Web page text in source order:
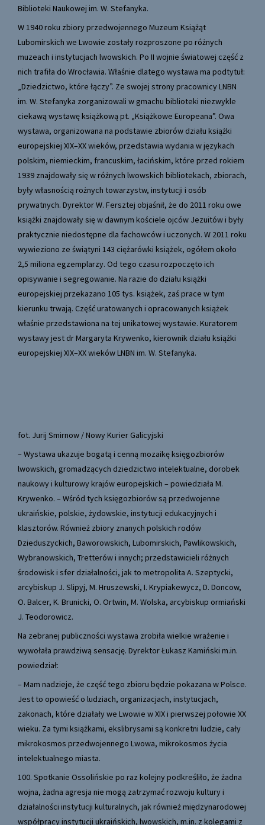
Biblioteki Naukowej im. W. Stefanyka.
W 1940 roku zbiory przedwojennego Muzeum Książąt
Lubomirskich we Lwowie zostały rozproszone po różnych
muzeach i instytucjach lwowskich. Po II wojnie światowej część z
nich trafiła do Wrocławia. Właśnie dlatego wystawa ma podtytuł:
„Dziedzictwo, które łączy”. Ze swojej strony pracownicy LNBN
im. W. Stefanyka zorganizowali w gmachu biblioteki niezwykle
ciekawą wystawę książkową pt. „Książkowe Europeana”. Owa
wystawa, organizowana na podstawie zbiorów działu książki
europejskiej XIX–XX wieków, przedstawia wydania w językach
polskim, niemieckim, francuskim, łacińskim, które przed rokiem
1939 znajdowały się w różnych lwowskich bibliotekach, zbiorach,
były własnością rożnych towarzystw, instytucji i osób
prywatnych. Dyrektor W. Fersztej objaśnił, że do 2011 roku owe
książki znajdowały się w dawnym kościele ojców Jezuitów i były
praktycznie niedostępne dla fachowców i uczonych. W 2011 roku
wywieziono ze świątyni 143 ciężarówki książek, ogółem około
2,5 miliona egzemplarzy. Od tego czasu rozpoczęto ich
opisywanie i segregowanie. Na razie do działu książki
europejskiej przekazano 105 tys. książek, zaś prace w tym
kierunku trwają. Część uratowanych i opracowanych książek
właśnie przedstawiona na tej unikatowej wystawie. Kuratorem
wystawy jest dr Margaryta Krywenko, kierownik działu książki
europejskiej XIX–XX wieków LNBN im. W. Stefanyka.
fot. Jurij Smirnow / Nowy Kurier Galicyjski
– Wystawa ukazuje bogatą i cenną mozaikę księgozbiorów
lwowskich, gromadzących dziedzictwo intelektualne, dorobek
naukowy i kulturowy krajów europejskich – powiedziała M.
Krywenko. – Wśród tych księgozbiorów są przedwojenne
ukraińskie, polskie, żydowskie, instytucji edukacyjnych i
klasztorów. Również zbiory znanych polskich rodów
Dzieduszyckich, Baworowskich, Lubomirskich, Pawlikowskich,
Wybranowskich, Tretterów i innych; przedstawicieli różnych
środowisk i sfer działalności, jak to metropolita A. Szeptycki,
arcybiskup J. Slipyj, M. Hruszewski, I. Krypiakewycz, D. Doncow,
O. Balcer, K. Brunicki, O. Ortwin, M. Wolska, arcybiskup ormiański
J. Teodorowicz.
Na zebranej publiczności wystawa zrobiła wielkie wrażenie i
wywołała prawdziwą sensację. Dyrektor Łukasz Kamiński m.in.
powiedział:
– Mam nadzieje, że część tego zbioru będzie pokazana w Polsce.
Jest to opowieść o ludziach, organizacjach, instytucjach,
zakonach, które działały we Lwowie w XIX i pierwszej połowie XX
wieku. Za tymi książkami, ekslibrysami są konkretni ludzie, cały
mikrokosmos przedwojennego Lwowa, mikrokosmos życia
intelektualnego miasta.
100. Spotkanie Ossolińskie po raz kolejny podkreśliło, że żadna
wojna, żadna agresja nie mogą zatrzymać rozwoju kultury i
działalności instytucji kulturalnych, jak również międzynarodowej
współpracy instytucji ukraińskich, lwowskich, m.in. z kolegami z